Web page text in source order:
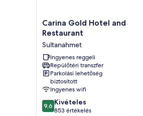
Carina
Gold
and
Restaurant
Sultanahmet
Carina Gold Hotel and
Restaurant
Sultanahmet
Ingyenes reggeli
Repülőtéri transzfer
Parkolási lehetőség
biztosított
Ingyenes wifi
9.6
ennyiből:
9,6 Kivételes
853 értékelés